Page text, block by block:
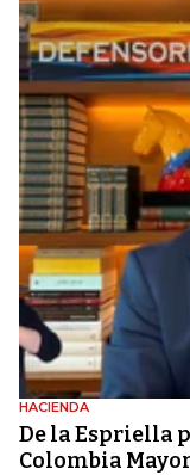
HACIENDA
De la Espriella
Colombia